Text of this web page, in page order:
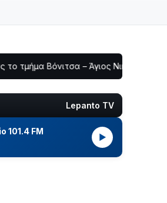
– Άγιος Νικόλαος | Αυτοψία
Lepanto TV
101.4 FM
▶